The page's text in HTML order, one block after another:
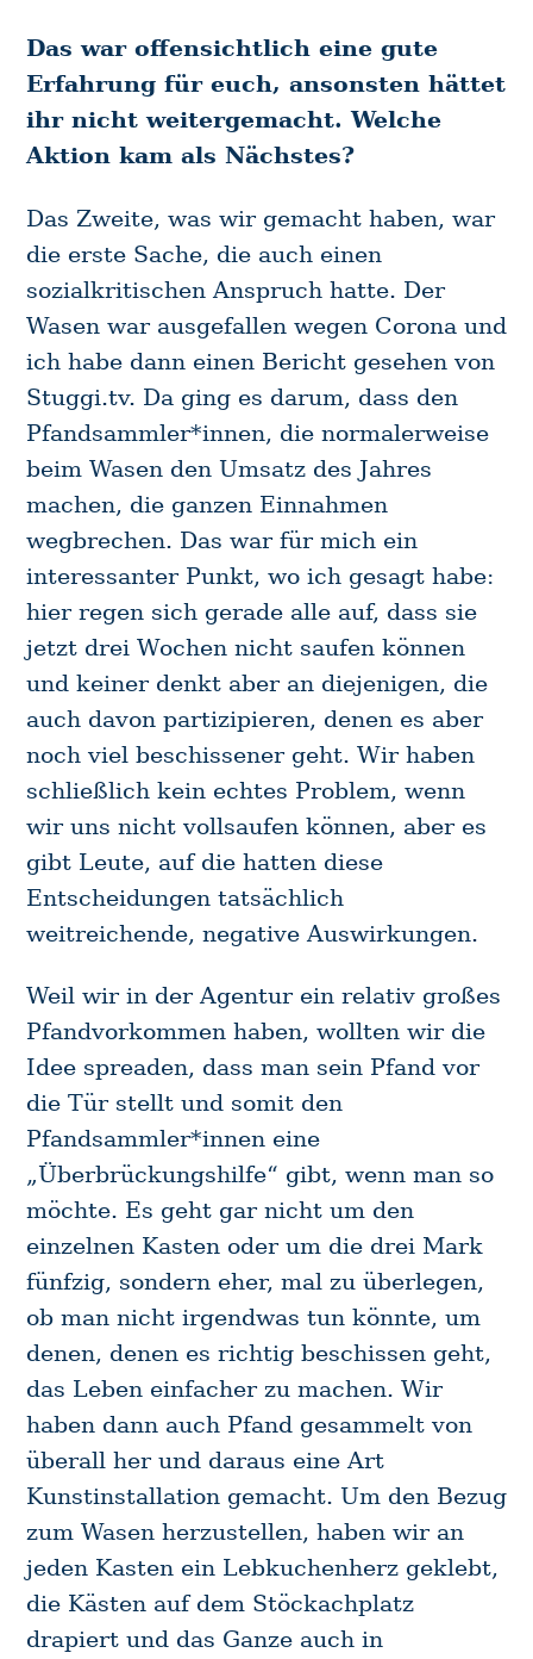
Das war offensichtlich eine gute
Erfahrung für euch, ansonsten hättet
ihr nicht weitergemacht. Welche
Aktion kam als Nächstes?
Das Zweite, was wir gemacht haben, war
die erste Sache, die auch einen
sozialkritischen Anspruch hatte. Der
Wasen war ausgefallen wegen Corona und
ich habe dann einen Bericht gesehen von
Stuggi.tv. Da ging es darum, dass den
Pfandsammler*innen, die normalerweise
beim Wasen den Umsatz des Jahres
machen, die ganzen Einnahmen
wegbrechen. Das war für mich ein
interessanter Punkt, wo ich gesagt habe:
hier regen sich gerade alle auf, dass sie
jetzt drei Wochen nicht saufen können
und keiner denkt aber an diejenigen, die
auch davon partizipieren, denen es aber
noch viel beschissener geht. Wir haben
schließlich kein echtes Problem, wenn
wir uns nicht vollsaufen können, aber es
gibt Leute, auf die hatten diese
Entscheidungen tatsächlich
weitreichende, negative Auswirkungen.
Weil wir in der Agentur ein relativ großes
Pfandvorkommen haben, wollten wir die
Idee spreaden, dass man sein Pfand vor
die Tür stellt und somit den
Pfandsammler*innen eine
„Überbrückungshilfe“ gibt, wenn man so
möchte. Es geht gar nicht um den
einzelnen Kasten oder um die drei Mark
fünfzig, sondern eher, mal zu überlegen,
ob man nicht irgendwas tun könnte, um
denen, denen es richtig beschissen geht,
das Leben einfacher zu machen. Wir
haben dann auch Pfand gesammelt von
überall her und daraus eine Art
Kunstinstallation gemacht. Um den Bezug
zum Wasen herzustellen, haben wir an
jeden Kasten ein Lebkuchenherz geklebt,
die Kästen auf dem Stöckachplatz
drapiert und das Ganze auch in